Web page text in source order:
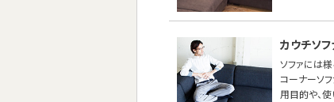
カウチソ
ソファには
コーナーソフ
用目的や、